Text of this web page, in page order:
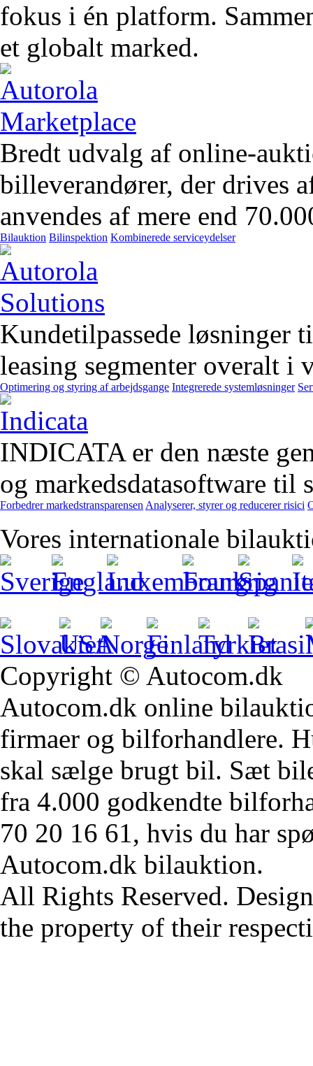
fokus i én platform.
et globalt marked.
Bredt udvalg af online-
billeverandører, der drives
anvendes af mere end
Bilauktion Bilinspektion Kombinerede serviceydelser
Kundetilpassede løsninger
leasing segmenter overalt i
Optimering og styring af arbejdsgange Integrerede systemløsninger
INDICATA er den næste
og markedsdatasoftware
Forbedrer markedstransparensen Analyserer, styrer og reducerer risici
Vores internationale
Copyright © Autocom.dk
Autocom.dk online
firmaer og bilforhandlere.
skal sælge brugt bil. Sæt
fra 4.000 godkendte
70 20 16 61, hvis du har
Autocom.dk bilauktion.
All Rights Reserved.
the property of their